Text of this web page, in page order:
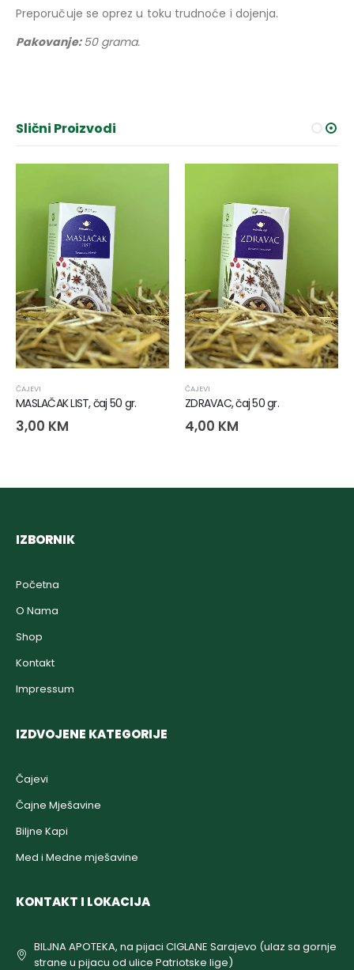
Preporučuje se oprez u toku trudnoće i dojenja.
Pakovanje:50 grama.
Slični Proizvodi
ČAJEVI
MASLAČAK LIST, čaj 50 gr.
3,00 KM
ČAJEVI
ZDRAVAC, čaj 50 gr.
4,00 KM
IZBORNIK
Početna
O Nama
Shop
Kontakt
Impressum
IZDVOJENE KATEGORIJE
Čajevi
Čajne Mješavine
Biljne Kapi
Med i Medne mješavine
KONTAKT I LOKACIJA
BILJNA APOTEKA, na pijaci CIGLANE Sarajevo (ulaz sa gornje
strane u pijacu od ulice Patriotske lige)